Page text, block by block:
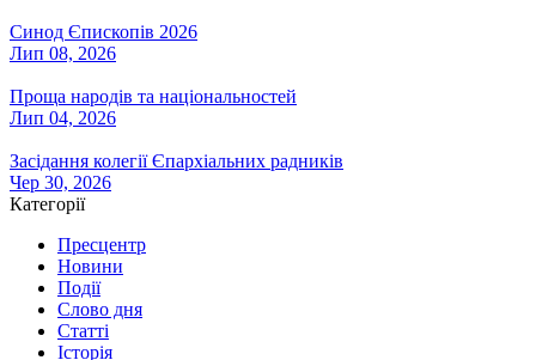
Синод Єпископів 2026
Лип 08, 2026
Проща народів та національностей
Лип 04, 2026
Засідання колегії Єпархіальних радників
Чер 30, 2026
Категорії
Пресцентр
Новини
Події
Слово дня
Статті
Історія